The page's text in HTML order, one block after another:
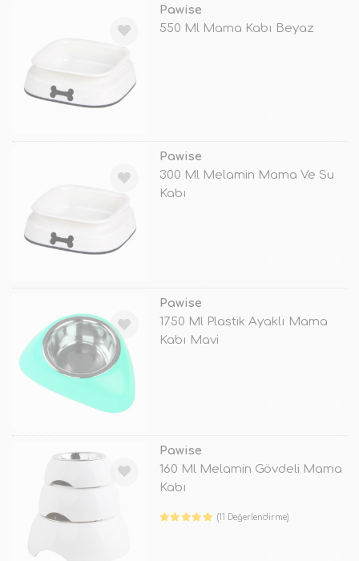
Pawise
550 Ml Mama Kabı Beyaz
Pawise
300 Ml Melamin Mama Ve Su
Kabı
Pawise
1750 Ml Plastik Ayaklı Mama
Kabı Mavi
Pawise
160 Ml Melamin Gövdeli Mama
Kabı
(11 Değerlendirme)